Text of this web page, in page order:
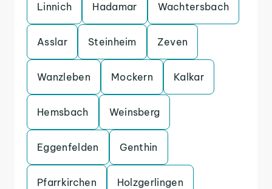
Linnich Hadamar Wachtersbach
Asslar Steinheim Zeven
Wanzleben Mockern Kalkar
Hemsbach Weinsberg
Eggenfelden Genthin
Pfarrkirchen Holzgerlingen